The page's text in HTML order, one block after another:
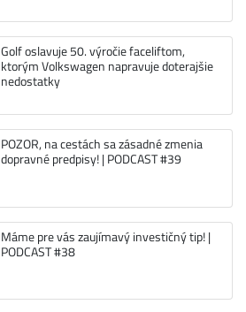
Golf oslavuje 50. výročie faceliftom,
ktorým Volkswagen napravuje doterajšie
nedostatky
POZOR, na cestách sa zásadné zmenia
dopravné predpisy! | PODCAST #39
Máme pre vás zaujímavý investičný tip! |
PODCAST #38